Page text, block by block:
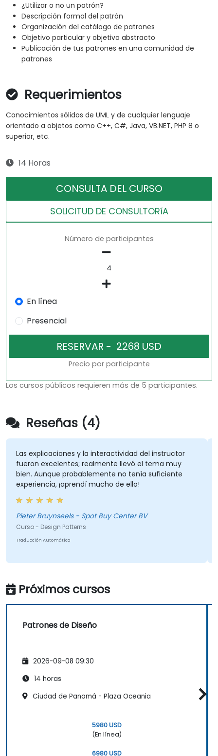
¿Utilizar o no un patrón?
Descripción formal del patrón
Organización del catálogo de patrones
Objetivo particular y objetivo abstracto
Publicación de tus patrones en una comunidad de
patrones
Requerimientos
Conocimientos sólidos de UML y de cualquier lenguaje
orientado a objetos como C++, C#, Java, VB.NET, PHP 8 o
superior, etc.
14 Horas
CONSULTA DEL CURSO
SOLICITUD DE CONSULTORíA
Número de participantes
En línea
Presencial
Precio por participante
Los cursos públicos requieren más de 5 participantes.
Reseñas (4)
Las explicaciones y la interactividad del instructor
fueron excelentes; realmente llevó el tema muy
bien. Aunque probablemente no tenía suficiente
experiencia, ¡aprendí mucho de ello!
Pieter Bruynseels - Spot Buy Center BV
Curso - Design Patterns
Traducción Automática
Próximos cursos
Patrones de Diseño
2026-09-08 09:30
14 horas
Ciudad de Panamá - Plaza Oceania
5980 USD
(En línea)
6980 USD